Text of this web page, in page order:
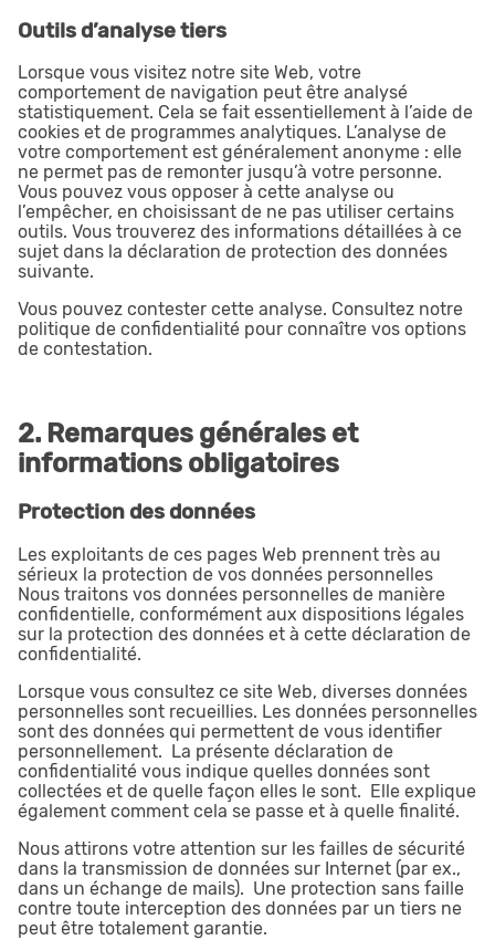
Outils d’analyse tiers
Lorsque vous visitez notre site Web, votre
comportement de navigation peut être analysé
statistiquement. Cela se fait essentiellement à l’aide de
cookies et de programmes analytiques. L’analyse de
votre comportement est généralement anonyme : elle
ne permet pas de remonter jusqu’à votre personne.
Vous pouvez vous opposer à cette analyse ou
l’empêcher, en choisissant de ne pas utiliser certains
outils. Vous trouverez des informations détaillées à ce
sujet dans la déclaration de protection des données
suivante.
Vous pouvez contester cette analyse. Consultez notre
politique de confidentialité pour connaître vos options
de contestation.
2. Remarques générales et
informations obligatoires
Protection des données
Les exploitants de ces pages Web prennent très au
sérieux la protection de vos données personnelles
Nous traitons vos données personnelles de manière
confidentielle, conformément aux dispositions légales
sur la protection des données et à cette déclaration de
confidentialité.
Lorsque vous consultez ce site Web, diverses données
personnelles sont recueillies. Les données personnelles
sont des données qui permettent de vous identifier
personnellement. La présente déclaration de
confidentialité vous indique quelles données sont
collectées et de quelle façon elles le sont. Elle explique
également comment cela se passe et à quelle finalité.
Nous attirons votre attention sur les failles de sécurité
dans la transmission de données sur Internet (par ex.,
dans un échange de mails). Une protection sans faille
contre toute interception des données par un tiers ne
peut être totalement garantie.